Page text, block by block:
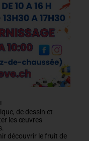
de dessin et
les œuvres
découvrir le fruit de